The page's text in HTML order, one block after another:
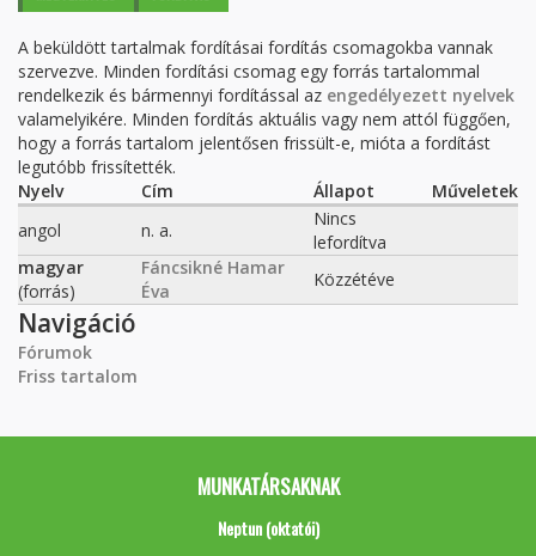
A beküldött tartalmak fordításai fordítás csomagokba vannak
szervezve. Minden fordítási csomag egy forrás tartalommal
rendelkezik és bármennyi fordítással az engedélyezett nyelvek
valamelyikére. Minden fordítás aktuális vagy nem attól függően,
hogy a forrás tartalom jelentősen frissült-e, mióta a fordítást
legutóbb frissítették.
Nyelv
Cím Állapot
Műveletek
angol
n. a.
Nincs
lefordítva
magyar
(forrás)
Fáncsikné Hamar
Éva
Közzétéve
Navigáció
Fórumok
Friss tartalom
MUNKATÁRSAKNAK
Neptun (oktatói)